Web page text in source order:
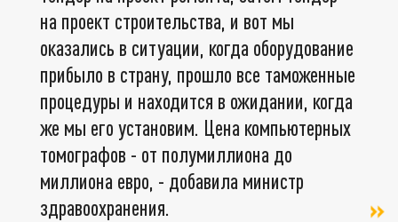
на проект строительства, и вот мы
оказались в ситуации, когда оборудование
прибыло в страну, прошло все таможенные
процедуры и находится в ожидании, когда
же мы его установим. Цена компьютерных
томографов - от полумиллиона до
миллиона евро, - добавила министр
здравоохранения.